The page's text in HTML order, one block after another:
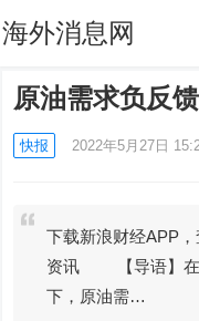
海外消息网
原油需求负反
快报 2022年5月27日
下载新浪财经APP
资讯 【导语】在
下，原油需…